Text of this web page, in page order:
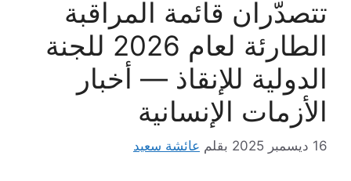
تتصدّران قائمة المراقبة
الطارئة لعام 2026 للجنة
الدولية للإنقاذ — أخبار
الأزمات الإنسانية
16 ديسمبر 2025 بقلم عائشة سعيد